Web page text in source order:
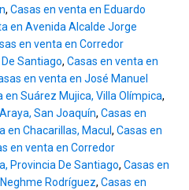
, Casas en venta en Eduardo
en Avenida Alcalde Jorge
en venta en Corredor
Santiago, Casas en venta en
en venta en José Manuel
en Suárez Mujica, Villa Olímpica,
San Joaquín, Casas en
en Chacarillas, Macul , Casas en
en venta en Corredor
Provincia De Santiago, Casas en
Rodríguez, Casas en